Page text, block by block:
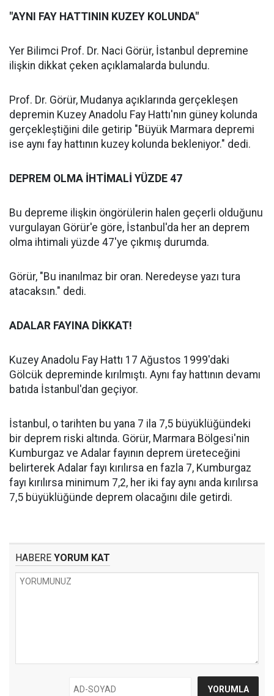
"AYNI FAY HATTININ KUZEY KOLUNDA"
Yer Bilimci Prof. Dr. Naci Görür, İstanbul depremine
ilişkin dikkat çeken açıklamalarda bulundu.
Prof. Dr. Görür, Mudanya açıklarında gerçekleşen
depremin Kuzey Anadolu Fay Hattı'nın güney kolunda
gerçekleştiğini dile getirip "Büyük Marmara depremi
ise aynı fay hattının kuzey kolunda bekleniyor." dedi.
DEPREM OLMA İHTİMALİ YÜZDE 47
Bu depreme ilişkin öngörülerin halen geçerli olduğunu
vurgulayan Görür'e göre, İstanbul'da her an deprem
olma ihtimali yüzde 47'ye çıkmış durumda.
Görür, "Bu inanılmaz bir oran. Neredeyse yazı tura
atacaksın." dedi.
ADALAR FAYINA DİKKAT!
Kuzey Anadolu Fay Hattı 17 Ağustos 1999'daki
Gölcük depreminde kırılmıştı. Aynı fay hattının devamı
batıda İstanbul'dan geçiyor.
İstanbul, o tarihten bu yana 7 ila 7,5 büyüklüğündeki
bir deprem riski altında. Görür, Marmara Bölgesi'nin
Kumburgaz ve Adalar fayının deprem üreteceğini
belirterek Adalar fayı kırılırsa en fazla 7, Kumburgaz
fayı kırılırsa minimum 7,2, her iki fay aynı anda kırılırsa
7,5 büyüklüğünde deprem olacağını dile getirdi.
HABERE YORUM KAT